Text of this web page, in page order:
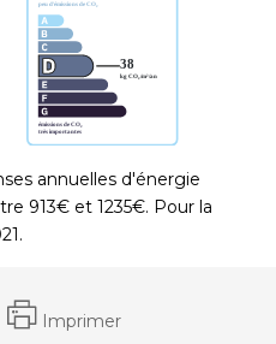
annuelles d'énergie
913€ et 1235€. Pour la
Imprimer